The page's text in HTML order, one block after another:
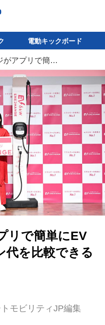
電動キックボード
エネチェンジがアプリで簡単にEV充電料金とガソリン代を比較できる新サービス開始
リで簡単にEV
代を比較できる
モビリティJP編集